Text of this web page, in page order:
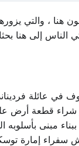
هنا ، والتي
إلى هنا
عام 1576. كان يديرها عضو
شراء قطعة أرض
سفراء إمارة